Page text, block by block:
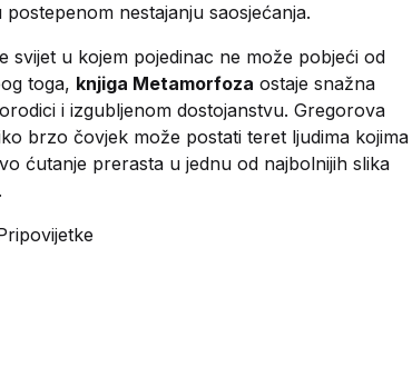
nestajanju saosjećanja.
svijet u kojem pojedinac ne može pobjeći od
toga, knjiga Metamorfoza ostaje snažna
i izgubljenom dostojanstvu. Gregorova
brzo čovjek može postati teret ljudima kojima
ćutanje prerasta u jednu od najbolnijih slika